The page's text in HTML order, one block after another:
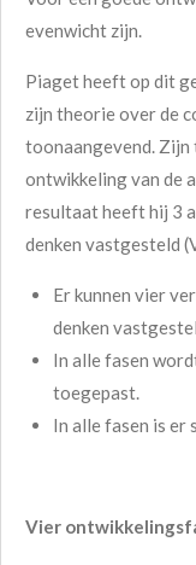
evenwicht zijn.
Piaget heeft op dit
zijn theorie over de
toonaangevend. Zijn
ontwikkeling van de
resultaat heeft hij 3
denken vastgesteld
Er kunnen vier
denken
In alle fasen
toegepast.
In alle fasen is er
Vier